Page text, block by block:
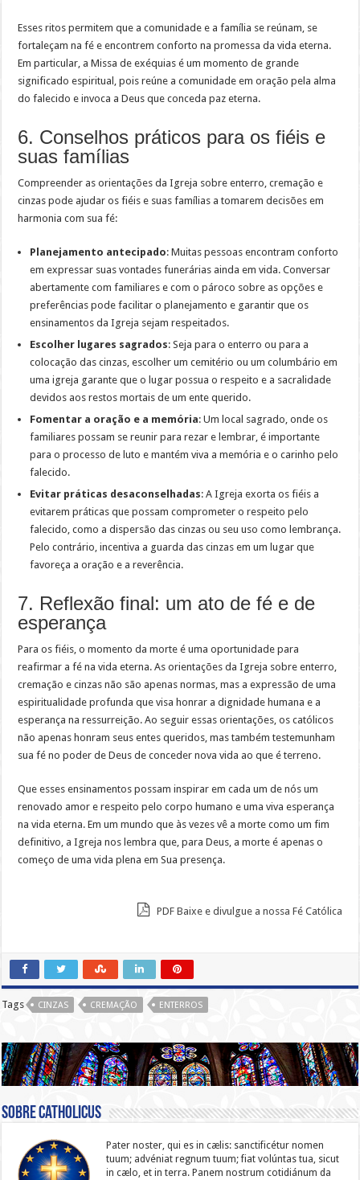
Esses ritos permitem que a comunidade e a família se reúnam, se
fortaleçam na fé e encontrem conforto na promessa da vida eterna.
Em particular, a Missa de exéquias é um momento de grande
significado espiritual, pois reúne a comunidade em oração pela alma
do falecido e invoca a Deus que conceda paz eterna.
6. Conselhos práticos para os fiéis e
suas famílias
Compreender as orientações da Igreja sobre enterro, cremação e
cinzas pode ajudar os fiéis e suas famílias a tomarem decisões em
harmonia com sua fé:
Planejamento antecipado: Muitas pessoas encontram conforto
em expressar suas vontades funerárias ainda em vida. Conversar
abertamente com familiares e com o pároco sobre as opções e
preferências pode facilitar o planejamento e garantir que os
ensinamentos da Igreja sejam respeitados.
Escolher lugares sagrados: Seja para o enterro ou para a
colocação das cinzas, escolher um cemitério ou um columbário em
uma igreja garante que o lugar possua o respeito e a sacralidade
devidos aos restos mortais de um ente querido.
Fomentar a oração e a memória: Um local sagrado, onde os
familiares possam se reunir para rezar e lembrar, é importante
para o processo de luto e mantém viva a memória e o carinho pelo
falecido.
Evitar práticas desaconselhadas: A Igreja exorta os fiéis a
evitarem práticas que possam comprometer o respeito pelo
falecido, como a dispersão das cinzas ou seu uso como lembrança.
Pelo contrário, incentiva a guarda das cinzas em um lugar que
favoreça a oração e a reverência.
7. Reflexão final: um ato de fé e de
esperança
Para os fiéis, o momento da morte é uma oportunidade para
reafirmar a fé na vida eterna. As orientações da Igreja sobre enterro,
cremação e cinzas não são apenas normas, mas a expressão de uma
espiritualidade profunda que visa honrar a dignidade humana e a
esperança na ressurreição. Ao seguir essas orientações, os católicos
não apenas honram seus entes queridos, mas também testemunham
sua fé no poder de Deus de conceder nova vida ao que é terreno.
Que esses ensinamentos possam inspirar em cada um de nós um
renovado amor e respeito pelo corpo humano e uma viva esperança
na vida eterna. Em um mundo que às vezes vê a morte como um fim
definitivo, a Igreja nos lembra que, para Deus, a morte é apenas o
começo de uma vida plena em Sua presença.
PDF Baixe e divulgue a nossa Fé Católica
Tags CINZAS CREMAÇÃO ENTERROS
Sobre catholicus
Pater noster, qui es in cælis: sanc­ti­ficétur nomen
tuum; advéniat regnum tuum; fiat volúntas tua, sicut
in cælo, et in terra. Panem nostrum cotidiánum da